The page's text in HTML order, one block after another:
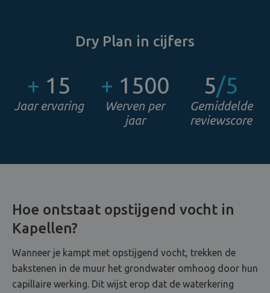
Dry Plan in cijfers
+ 15
Jaar ervaring
+ 1500
Werven per
jaar
5/5
Gemiddelde
reviewscore
Hoe ontstaat opstijgend vocht in
Kapellen?
Wanneer je kampt met opstijgend vocht, trekken de
bakstenen in de muur het grondwater omhoog door hun
capillaire werking. Dit wijst erop dat de waterkering